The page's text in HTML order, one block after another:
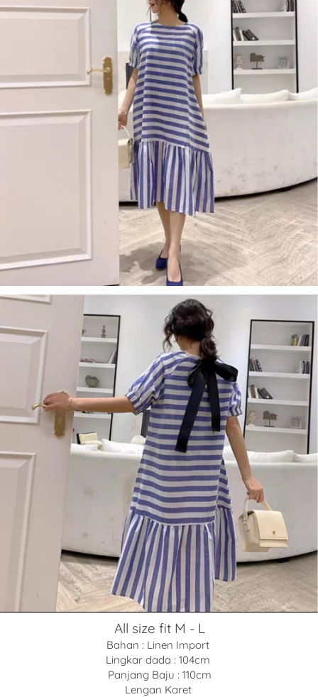
All size fit M - L
Bahan : Linen Import
Lingkar dada : 104cm
Panjang Baju : 110cm
Lengan Karet